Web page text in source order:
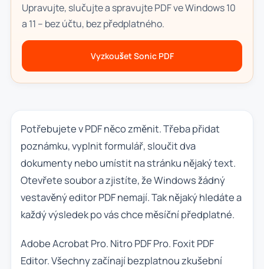
Upravujte, slučujte a spravujte PDF ve Windows 10
a 11 – bez účtu, bez předplatného.
Vyzkoušet Sonic PDF
Potřebujete v PDF něco změnit. Třeba přidat
poznámku, vyplnit formulář, sloučit dva
dokumenty nebo umístit na stránku nějaký text.
Otevřete soubor a zjistíte, že Windows žádný
vestavěný editor PDF nemají. Tak nějaký hledáte a
každý výsledek po vás chce měsíční předplatné.
Adobe Acrobat Pro. Nitro PDF Pro. Foxit PDF
Editor. Všechny začínají bezplatnou zkušební